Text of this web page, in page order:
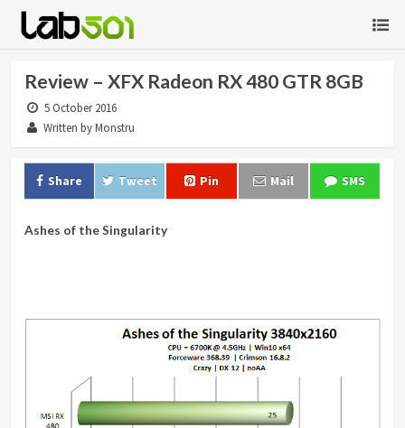
Review – XFX Radeon RX 480 GTR 8GB
5 October 2016
Written by Monstru
Share Tweet Pin Mail SMS
Ashes of the Singularity